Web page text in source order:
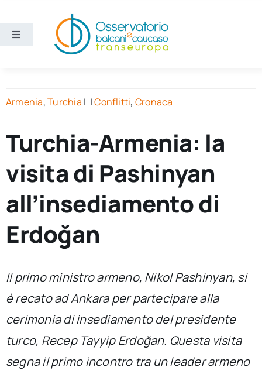
contenuto
Toggle
Temi
Ricerca e divulgazione
Sezioni
per:
Newsletter
Ita
Armenia,Turchia | |Conflitti, Cronaca
Turchia-Armenia: la
visita di Pashinyan
all’insediamento di
Erdoğan
Il primo ministro armeno, Nikol Pashinyan, si
è recato ad Ankara per partecipare alla
cerimonia di insediamento del presidente
turco, Recep Tayyip Erdoğan. Questa visita
segna il primo incontro tra un leader armeno